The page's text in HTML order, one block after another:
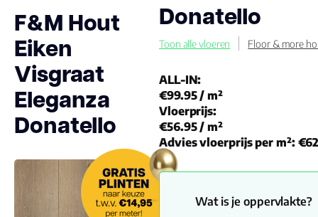
F&M Hout
Eiken
Visgraat
Eleganza
Donatello
Donatello
Toon alle vloeren Floor & more
ALL-IN:
€99.95/ m²
Vloerprijs:
€56.95/ m²
Advies vloerprijs per m²:
Wat is je oppervlakte?